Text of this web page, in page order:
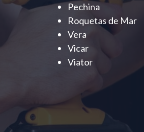
Pechina
Roquetas de Mar
Vera
Vicar
Viator